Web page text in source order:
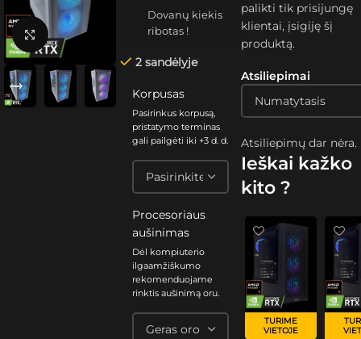
Spustelėkite, kad padidintumėte
Dovanų kiekis
ribotas !
2 sandėlyje
Korpusas
Pasirinkus korpusą,
pristatymo terminas
gali pailgėti iki +3 d. d.
Procesoriaus
aušinimas
Dėl kompiuterio
ilgaamžiškumo
rekomenduojame
rinktis aušinimą oru.
Atsiliepimai
Atsiliepimų dar nėra.
palikti tik prisijungę
klientai, įsigiję šį
produktą.
Ieškai kažko
kito ?
TURIME
VIETOJE